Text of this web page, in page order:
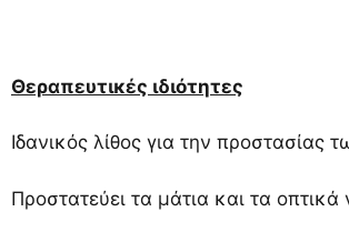
Θεραπευτικές ιδιότητες
Ιδανικός λίθος για την
Προστατεύει τα μάτια και τα οπτικά